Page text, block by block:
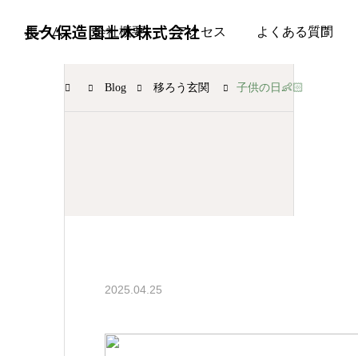
長久保造園土木株式会社
ホーム 会社概要 アクセス よくある質問
Blog 移ろう玄関 子供の日👶🏻
2025.04.25